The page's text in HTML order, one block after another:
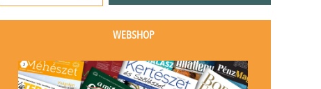
WEBSHOP